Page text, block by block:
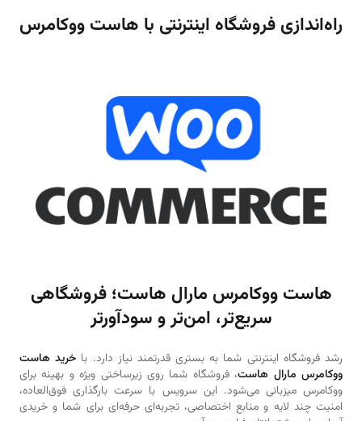
راه‌اندازی فروشگاه اینترنتی با هاست ووکامرس
هاست ووکامرس مارال هاست؛ فروشگاهی
سریع‌تر، امن‌تر و سودآورتر
رشد فروشگاه اینترنتی شما به بستری قدرتمند نیاز دارد. با خرید هاست
ووکامرس مارال هاست، فروشگاه شما روی زیرساختی ویژه و بهینه برای
ووکامرس میزبانی می‌شود. این سرویس با سرعت بارگذاری فوق‌العاده،
امنیت چند لایه و منابع اختصاصی، تجربه‌ای حرفه‌ای برای شما و خریدی